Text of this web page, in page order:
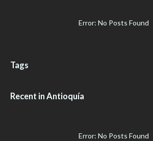
Error: No Posts Found
Tags
Recent in Antioquía
Error: No Posts Found